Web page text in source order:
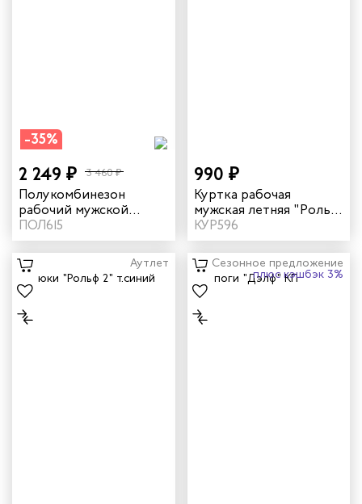
-35%
2 249 ₽ 3 460 ₽
Полукомбинезон
рабочий мужской
зимний "Прим" цвет
темно-синий
ПОЛ615
990 ₽
Куртка рабочая
мужская летняя "Рольф
2" цвет темно-синий/
бежевый
КУР596
Аутлет Сезонное предложение
плюс кэшбэк 3%